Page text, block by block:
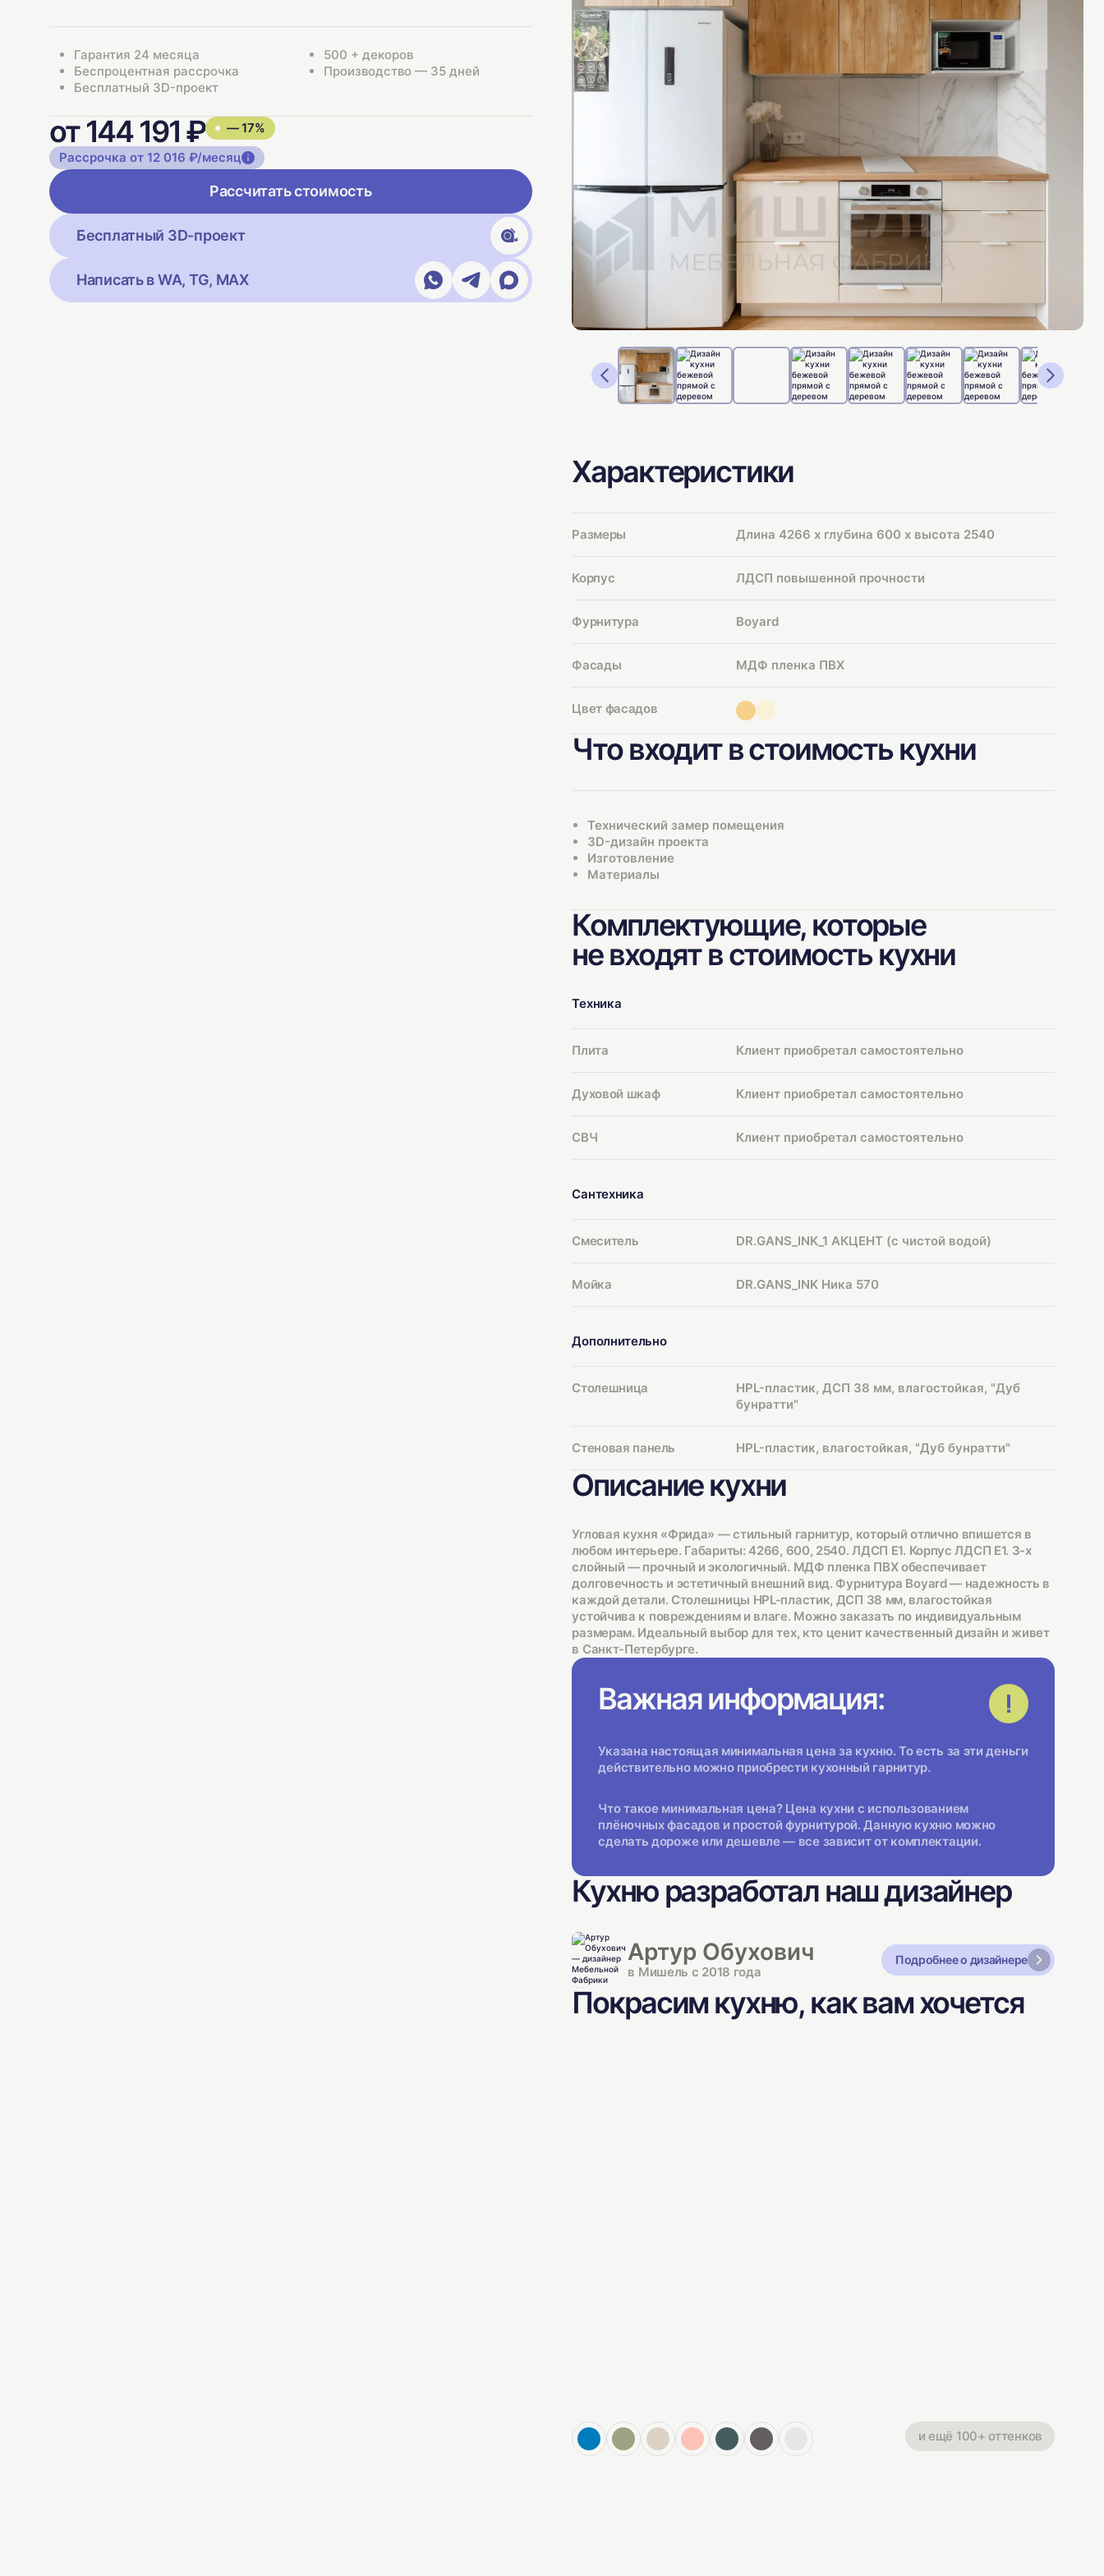
Гарантия 24 месяца
500 + декоров
Беспроцентная рассрочка
Производство — 35 дней
Бесплатный 3D-проект
от 144 191 ₽
— 17%
Рассрочка от 12 016 ₽/месяц
Рассчитать стоимость
Бесплатный 3D-проект
Написать в WA, TG, MAX
Характеристики
Размеры Длина 4266 х глубина 600 х высота 2540
Корпус ЛДСП повышенной прочности
Фурнитура Boyard
Фасады МДФ пленка ПВХ
Цвет фасадов
Что входит в стоимость кухни
Технический замер помещения
3D-дизайн проекта
Изготовление
Материалы
Комплектующие, которые
не входят в стоимость кухни
Техника
Плита Клиент приобретал самостоятельно
Духовой шкаф Клиент приобретал самостоятельно
СВЧ Клиент приобретал самостоятельно
Сантехника
Смеситель DR.GANS_INK_1 АКЦЕНТ (с чистой водой)
Мойка DR.GANS_INK Ника 570
Дополнительно
Столешница
HPL-пластик, ДСП 38 мм, влагостойкая, "Дуб
бунратти"
Стеновая панель HPL-пластик, влагостойкая, "Дуб бунратти"
Описание кухни
Угловая кухня «Фрида» — стильный гарнитур, который отлично впишется в
любом интерьере. Габариты: 4266, 600, 2540. ЛДСП Е1. Корпус ЛДСП Е1. 3-х
слойный — прочный и экологичный. МДФ пленка ПВХ обеспечивает
долговечность и эстетичный внешний вид. Фурнитура Boyard — надежность в
каждой детали. Столешницы HPL-пластик, ДСП 38 мм, влагостойкая
устойчива к повреждениям и влаге. Можно заказать по индивидуальным
размерам. Идеальный выбор для тех, кто ценит качественный дизайн и живет
в Санкт-Петербурге.
Важная информация:
Указана настоящая минимальная цена за кухню. То есть за эти деньги
действительно можно приобрести кухонный гарнитур.
Что такое минимальная цена? Цена кухни с использованием
плёночных фасадов и простой фурнитурой. Данную кухню можно
сделать дороже или дешевле — все зависит от комплектации.
Кухню разработал наш дизайнер
Артур Обухович
в Мишель с 2018 года
Подробнее о дизайнере
Покрасим кухню, как вам хочется
и ещё 100+ оттенков